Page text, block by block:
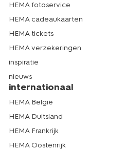
HEMA fotoservice
HEMA cadeaukaarten
HEMA tickets
HEMA verzekeringen
inspiratie
nieuws
internationaal
HEMA België
HEMA Duitsland
HEMA Frankrijk
HEMA Oostenrijk